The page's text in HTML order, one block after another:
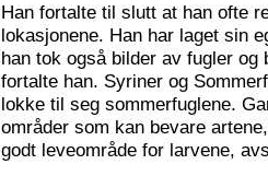
Han fortalte til slutt at han ofte
lokasjonene. Han har laget sin
han tok også bilder av fugler
fortalte han. Syriner og
lokke til seg sommerfuglene.
områder som kan bevare
godt leveområde for larvene,